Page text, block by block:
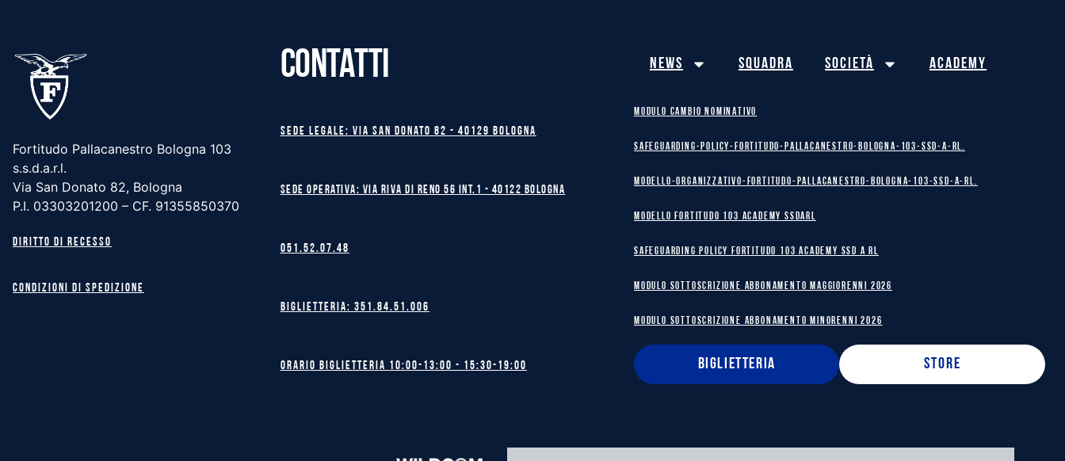
Fortitudo Pallacanestro Bologna 103
s.s.d.a.r.l.
Via San Donato 82, Bologna
P.I. 03303201200 – CF. 91355850370
Diritto di recesso
Condizioni di spedizione
CONTATTI
Sede legale: Via San Donato 82 - 40129 BOLOGNA
Sede operativa: Via Riva di Reno 56 int.1 - 40122 BOLOGNA
051.52.07.48
Biglietteria: 351.84.51.006
Orario biglietteria 10:00-13:00 - 15:30-19:00
News Squadra Società Academy
MODULO CAMBIO NOMINATIVO
safeguarding-policy-Fortitudo-Pallacanestro-Bologna-103-SSD-A-RL.
Modello-Organizzativo-Fortitudo-Pallacanestro-Bologna-103-SSD-A-RL.
MODELLO FORTITUDO 103 ACADEMY SSDARL
safeguarding policy Fortitudo 103 Academy SSD A RL
MODULO SOTTOSCRIZIONE ABBONAMENTO MAGGIORENNI 2026
MODULO SOTTOSCRIZIONE ABBONAMENTO MINORENNI 2026
BIGLIETTERIA STORE